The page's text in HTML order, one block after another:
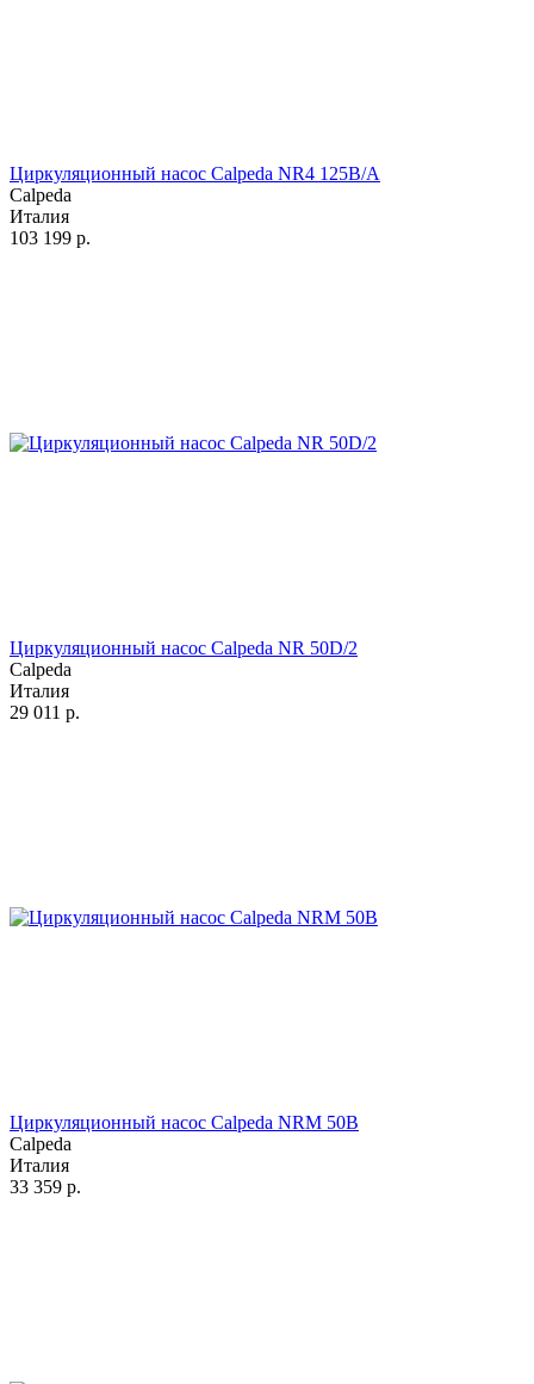
Циркуляционный насос Calpeda NR4 125B/A
Calpeda
Италия
103 199 р.
Циркуляционный насос Calpeda NR 50D/2
Calpeda
Италия
29 011 р.
Циркуляционный насос Calpeda NRM 50B
Calpeda
Италия
33 359 р.